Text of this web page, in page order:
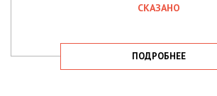
СКАЗАНО
ПОДРОБНЕЕ